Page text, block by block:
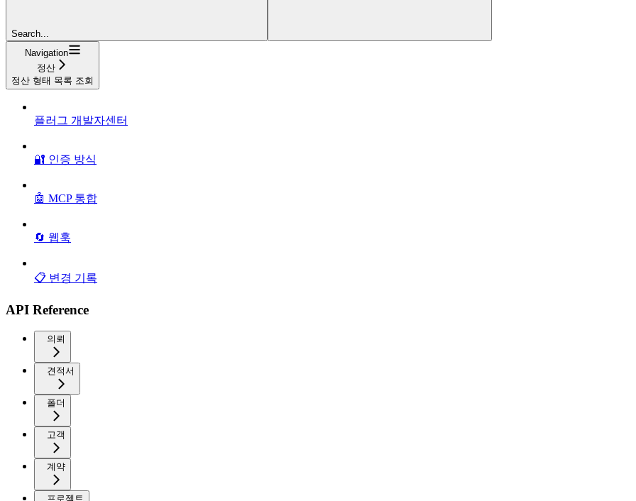
Search...
Navigation
정산
정산 형태 목록 조회
플러그 개발자센터
🔐 인증 방식
🤖 MCP 통합
🔄 웹훅
📋 변경 기록
API Reference
의뢰
견적서
폴더
고객
계약
프로젝트